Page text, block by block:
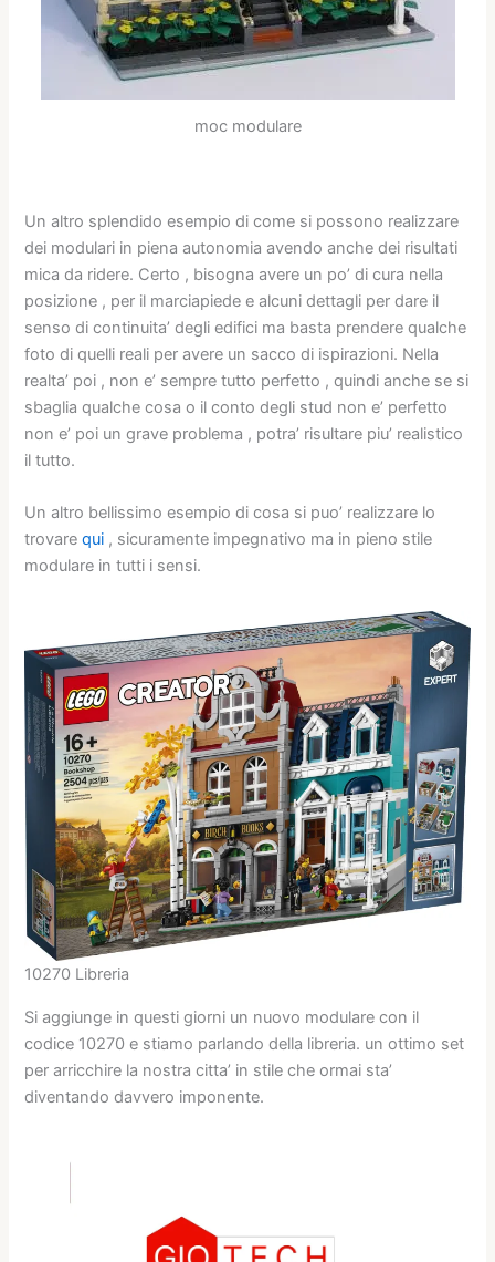
moc modulare
Un altro splendido esempio di come si possono realizzare
dei modulari in piena autonomia avendo anche dei risultati
mica da ridere. Certo , bisogna avere un po’ di cura nella
posizione , per il marciapiede e alcuni dettagli per dare il
senso di continuita’ degli edifici ma basta prendere qualche
foto di quelli reali per avere un sacco di ispirazioni. Nella
realta’ poi , non e’ sempre tutto perfetto , quindi anche se si
sbaglia qualche cosa o il conto degli stud non e’ perfetto
non e’ poi un grave problema , potra’ risultare piu’ realistico
il tutto.
Un altro bellissimo esempio di cosa si puo’ realizzare lo
trovarequi , sicuramente impegnativo ma in pieno stile
modulare in tutti i sensi.
10270 Libreria
Si aggiunge in questi giorni un nuovo modulare con il
codice 10270 e stiamo parlando della libreria. un ottimo set
per arricchire la nostra citta’ in stile che ormai sta’
diventando davvero imponente.